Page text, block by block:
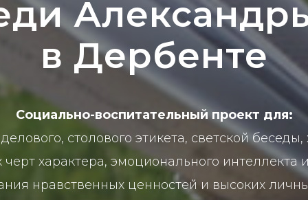
в Дербенте
Социально-воспитательный проект для:
столового этикета, светской
характера, эмоционального
нравственных ценностей и высоких